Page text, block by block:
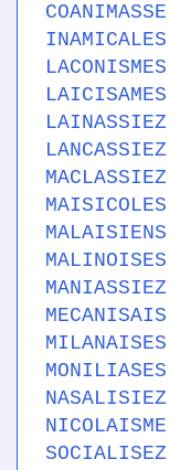
COANIMASSE
INAMICALES
LACONISMES
LAICISAMES
LAINASSIEZ
LANCASSIEZ
MACLASSIEZ
MAISICOLES
MALAISIENS
MALINOISES
MANIASSIEZ
MECANISAIS
MILANAISES
MONILIASES
NASALISIEZ
NICOLAISME
SOCIALISEZ